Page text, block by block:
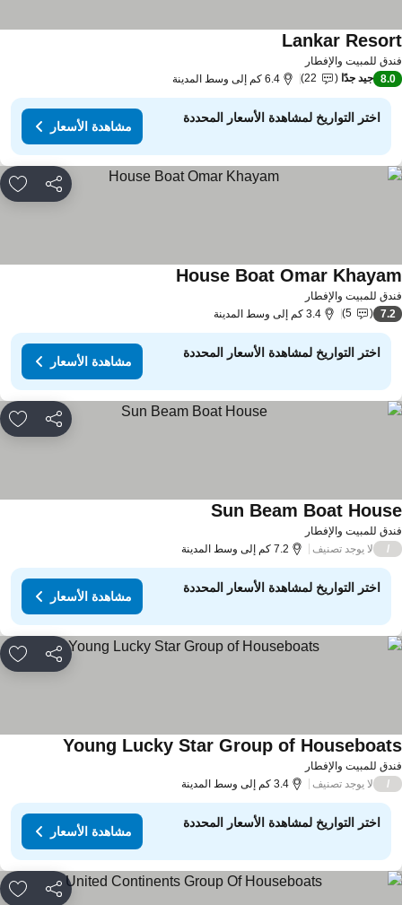
للمبيت والإفطار
Lankar
8.0 جيد جدًا 22 6.4 كم إلى وسط المدينة
اختر التواريخ لمشاهدة الأسعار المحددة
مشاهدة الأسعار
مشاركة
للمبيت والإفطار
House Boat Omar
7.2
5 3.4 كم إلى وسط المدينة
اختر التواريخ لمشاهدة الأسعار المحددة
مشاهدة الأسعار
مشاركة
للمبيت والإفطار
Sun Beam Boat
لا يوجد تصنيف 7.2 كم إلى وسط المدينة
اختر التواريخ لمشاهدة الأسعار المحددة
مشاهدة الأسعار
مشاركة
للمبيت والإفطار
Young Lucky Star Group of
لا يوجد تصنيف 3.4 كم إلى وسط المدينة
اختر التواريخ لمشاهدة الأسعار المحددة
مشاهدة الأسعار
مشاركة